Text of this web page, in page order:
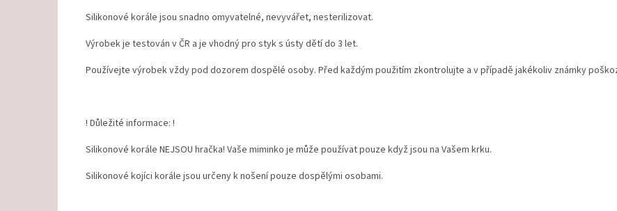
Silikonové korále jsou snadno omyvatelné, nevyvářet, nesterilizovat.
Výrobek je testován v ČR a je vhodný pro styk s ústy dětí do 3 let.
Používejte výrobek vždy pod dozorem dospělé osoby. Před každým použitím zkontrolujte a v případě jakékoliv známky
! Důležité informace: !
Silikonové korále NEJSOU hračka! Vaše miminko je může používat pouze když jsou na Vašem krku.
Silikonové kojíci korále jsou určeny k nošení pouze dospělými osobami.